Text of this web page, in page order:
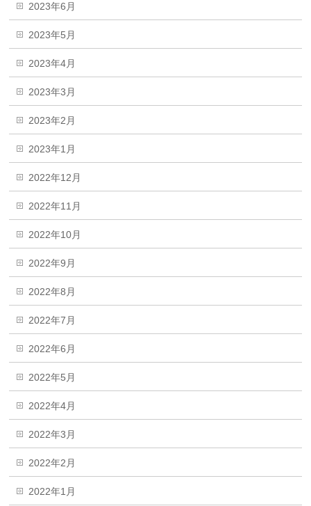
2023年6月
2023年5月
2023年4月
2023年3月
2023年2月
2023年1月
2022年12月
2022年11月
2022年10月
2022年9月
2022年8月
2022年7月
2022年6月
2022年5月
2022年4月
2022年3月
2022年2月
2022年1月